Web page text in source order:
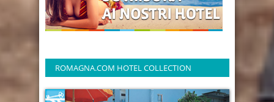
ROMAGNA.COM HOTEL COLLECTION